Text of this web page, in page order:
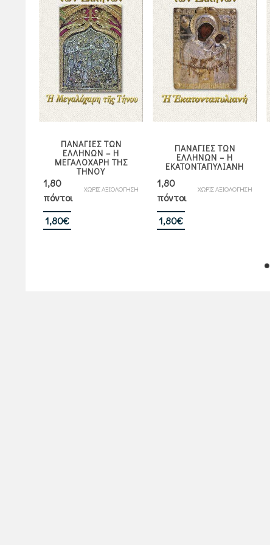
ΠΑΝΑΓΙΕΣ ΤΩΝ
ΕΛΛΗΝΩΝ – Η
ΜΕΓΑΛΟΧΑΡΗ ΤΗΣ
ΤΗΝΟΥ
ΧΩΡΙΣ ΑΞΙΟΛΟΓΗΣΗ
1,80
πόντοι
1,80€
ΠΑΝΑΓΙΕΣ ΤΩΝ
ΕΛΛΗΝΩΝ – Η
ΕΚΑΤΟΝΤΑΠΥΛΙΑΝΗ
ΧΩΡΙΣ ΑΞΙΟΛΟΓΗΣΗ
1,80
πόντοι
1,80€